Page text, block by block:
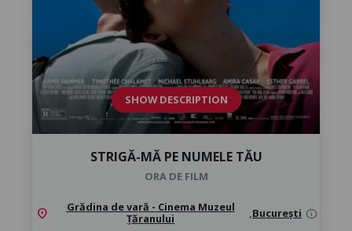
SHOW DESCRIPTION
STRIGĂ-MĂ PE NUMELE TĂU
ORA DE FILM
location_on
Grădina de vară - Cinema Muzeul
Țăranului
,București info